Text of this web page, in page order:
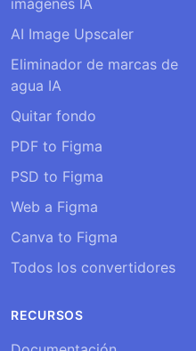
imágenes IA
AI Image Upscaler
Eliminador de marcas de
agua IA
Quitar fondo
PDF to Figma
PSD to Figma
Web a Figma
Canva to Figma
Todos los convertidores
RECURSOS